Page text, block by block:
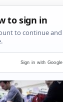
Sign in with Google